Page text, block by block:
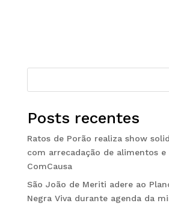
Posts recentes
Ratos de Porão realiza show
com arrecadação de alimentos e
ComCausa
São João de Meriti adere ao
Negra Viva durante agenda da